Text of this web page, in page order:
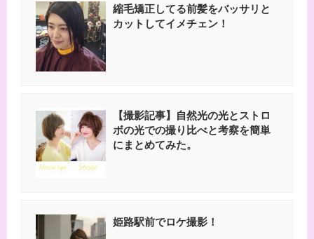
縮毛矯正してる前髪をバッサリと
カットしてイメチェン！
【撮影記事】自然光の光とストロ
ボの光での撮り比べと考察を簡単
にまとめてみた。
姫路駅前でロケ撮影！